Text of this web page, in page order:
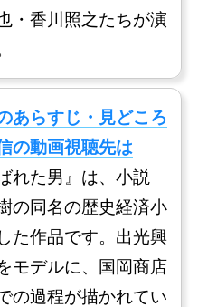
・香川照之たちが演
あらすじ・見どころ
の動画視聴先は
れた男』は、小説
の同名の歴史経済小
た作品です。出光興
モデルに、国岡商店
の過程が描かれてい